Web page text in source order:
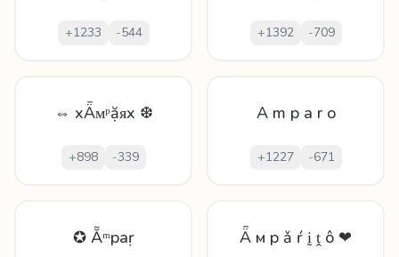
+1233 -544 +1392 -709
⇔ xǞᴍᵖặᴙx ❆
+898 -339
A m p a r o
+1227 -671
✪ Ẵᵐpaṛ Ǟ м p ǎ ŕ ḭ ṱ ô ❤